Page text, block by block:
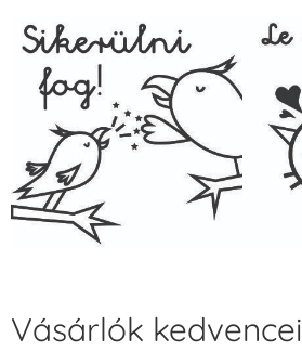
Vásárlók kedvencei